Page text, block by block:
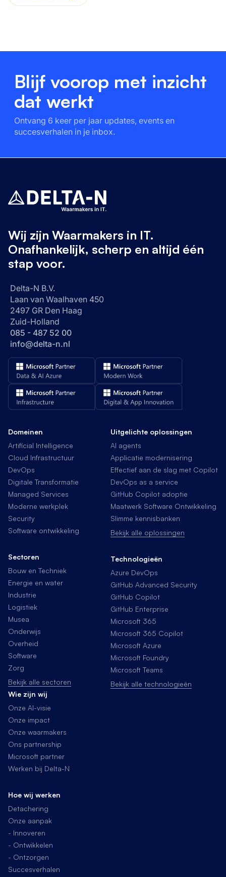
Blijf voorop met inzicht
dat werkt
Ontvang 6 keer per jaar updates, events en
succesverhalen in je inbox.
Wij zijn Waarmakers in IT.
Onafhankelijk, scherp en altijd één
stap voor.
Delta-N B.V.
Laan van Waalhaven 450
2497 GR Den Haag
Zuid-Holland
085 - 487 52 00
info@delta-n.nl
Domeinen
Artificial Intelligence
Cloud Infrastructuur
DevOps
Digitale Transformatie
Managed Services
Moderne werkplek
Security
Software ontwikkeling
Sectoren
Bouw en Techniek
Energie en water
Industrie
Logistiek
Musea
Onderwijs
Overheid
Software
Zorg
Bekijk alle sectoren
Uitgelichte oplossingen
AI agents
Applicatie modernisering
Effectief aan de slag met Copilot
DevOps as a service
GitHub Copilot adoptie
Maatwerk Software Ontwikkeling
Slimme kennisbanken
Bekijk alle oplossingen
Technologieën
Azure DevOps
GitHub Advanced Security
GitHub Copilot
GitHub Enterprise
Microsoft 365
Microsoft 365 Copilot
Microsoft Azure
Microsoft Foundry
Microsoft Teams
Bekijk alle technologieën
Wie zijn wij
Onze AI-visie
Onze impact
Onze waarmakers
Ons partnership
Microsoft partner
Werken bij Delta-N
Hoe wij werken
Detachering
Onze aanpak
- Innoveren
- Ontwikkelen
- Ontzorgen
Succesverhalen